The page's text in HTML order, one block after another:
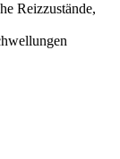
Reizzustände,